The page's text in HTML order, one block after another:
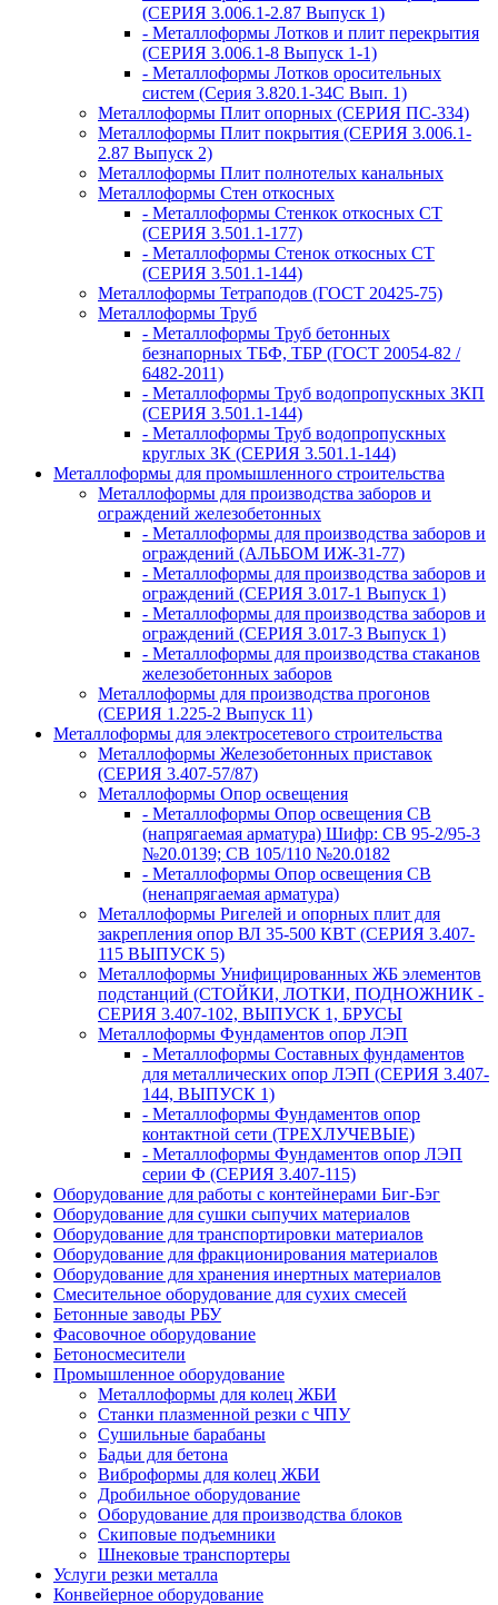
(СЕРИЯ 3.006.1-2.87 Выпуск 1)
- Металлоформы Лотков и плит перекрытия
(СЕРИЯ 3.006.1-8 Выпуск 1-1)
- Металлоформы Лотков оросительных
систем (Серия 3.820.1-34С Вып. 1)
Металлоформы Плит опорных (СЕРИЯ ПС-334)
Металлоформы Плит покрытия (СЕРИЯ 3.006.1-
2.87 Выпуск 2)
Металлоформы Плит полнотелых канальных
Металлоформы Стен откосных
- Металлоформы Стенкок откосных СТ
(СЕРИЯ 3.501.1-177)
- Металлоформы Стенок откосных СТ
(СЕРИЯ 3.501.1-144)
Металлоформы Тетраподов (ГОСТ 20425-75)
Металлоформы Труб
- Металлоформы Труб бетонных
безнапорных ТБФ, ТБР (ГОСТ 20054-82 /
6482-2011)
- Металлоформы Труб водопропускных ЗКП
(СЕРИЯ 3.501.1-144)
- Металлоформы Труб водопропускных
круглых ЗК (СЕРИЯ 3.501.1-144)
Металлоформы для промышленного строительства
Металлоформы для производства заборов и
ограждений железобетонных
- Металлоформы для производства заборов и
ограждений (АЛЬБОМ ИЖ-31-77)
- Металлоформы для производства заборов и
ограждений (СЕРИЯ 3.017-1 Выпуск 1)
- Металлоформы для производства заборов и
ограждений (СЕРИЯ 3.017-3 Выпуск 1)
- Металлоформы для производства стаканов
железобетонных заборов
Металлоформы для производства прогонов
(СЕРИЯ 1.225-2 Выпуск 11)
Металлоформы для электросетевого строительства
Металлоформы Железобетонных приставок
(СЕРИЯ 3.407-57/87)
Металлоформы Опор освещения
- Металлоформы Опор освещения СВ
(напрягаемая арматура) Шифр: СВ 95-2/95-3
№20.0139; СВ 105/110 №20.0182
- Металлоформы Опор освещения СВ
(ненапрягаемая арматура)
Металлоформы Ригелей и опорных плит для
закрепления опор ВЛ 35-500 КВТ (СЕРИЯ 3.407-
115 ВЫПУСК 5)
Металлоформы Унифицированных ЖБ элементов
подстанций (СТОЙКИ, ЛОТКИ, ПОДНОЖНИК -
СЕРИЯ 3.407-102, ВЫПУСК 1, БРУСЫ
Металлоформы Фундаментов опор ЛЭП
- Металлоформы Составных фундаментов
для металлических опор ЛЭП (СЕРИЯ 3.407-
144, ВЫПУСК 1)
- Металлоформы Фундаментов опор
контактной сети (ТРЕХЛУЧЕВЫЕ)
- Металлоформы Фундаментов опор ЛЭП
серии Ф (СЕРИЯ 3.407-115)
Оборудование для работы с контейнерами Биг-Бэг
Оборудование для сушки сыпучих материалов
Оборудование для транспортировки материалов
Оборудование для фракционирования материалов
Оборудование для хранения инертных материалов
Смесительное оборудование для сухих смесей
Бетонные заводы РБУ
Фасовочное оборудование
Бетоносмесители
Промышленное оборудование
Металлоформы для колец ЖБИ
Станки плазменной резки с ЧПУ
Сушильные барабаны
Бадьи для бетона
Виброформы для колец ЖБИ
Дробильное оборудование
Оборудование для производства блоков
Скиповые подъемники
Шнековые транспортеры
Услуги резки металла
Конвейерное оборудование